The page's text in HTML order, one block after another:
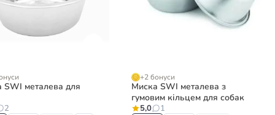
SWI металева для
2
+2 бонуси
Миска SWI металева з
гумовим кільцем для собак
5,0 1